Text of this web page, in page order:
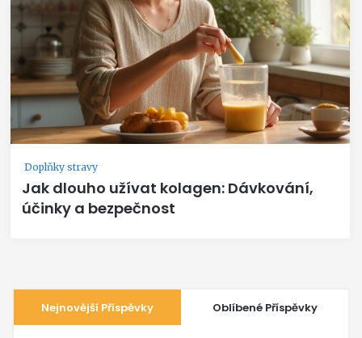
Doplňky stravy
Jak dlouho užívat kolagen: Dávkování,
účinky a bezpečnost
Nejnovější Příspěvky Oblíbené Příspěvky